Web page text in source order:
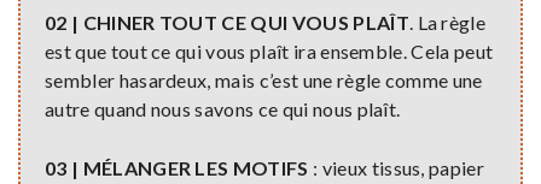
02 | CHINER TOUT CE QUI VOUS PLAÎT. La règle
est que tout ce qui vous plaît ira ensemble. Cela peut
sembler hasardeux, mais c’est une règle comme une
autre quand nous savons ce qui nous plaît.
03 | MÉLANGER LES MOTIFS : vieux tissus, papier